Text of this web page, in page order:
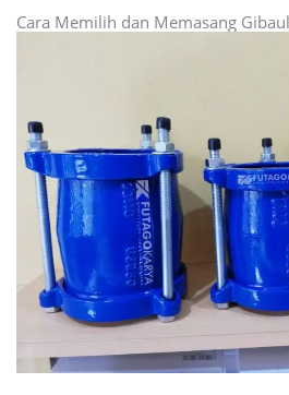
Cara Memilih dan Memasang